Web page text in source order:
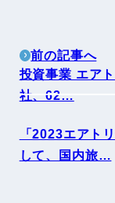
前の記事へ
投資事業 エア
社、62…
「2023エアト
して、国内旅…